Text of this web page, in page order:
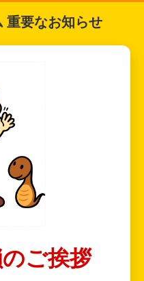
重要なお知らせ
ご挨拶